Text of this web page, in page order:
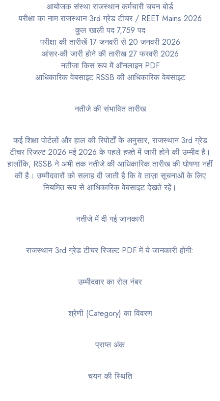
आयोजक संस्था राजस्थान कर्मचारी चयन बोर्ड
परीक्षा का नाम राजस्थान 3rd ग्रेड टीचर / REET Mains 2026
कुल खाली पद 7,759 पद
परीक्षा की तारीखें 17 जनवरी से 20 जनवरी 2026
आंसर-की जारी होने की तारीख 27 फरवरी 2026
नतीजा किस रूप में ऑनलाइन PDF
आधिकारिक वेबसाइट RSSB की आधिकारिक वेबसाइट
नतीजे की संभावित तारीख
कई शिक्षा पोर्टलों और हाल की रिपोर्टों के अनुसार, राजस्थान 3rd ग्रेड
टीचर रिजल्ट 2026 मई 2026 के पहले हफ़्ते में जारी होने की उम्मीद है।
हालाँकि, RSSB ने अभी तक नतीजे की आधिकारिक तारीख की घोषणा नहीं
की है। उम्मीदवारों को सलाह दी जाती है कि वे ताज़ा सूचनाओं के लिए
नियमित रूप से आधिकारिक वेबसाइट देखते रहें।
नतीजे में दी गई जानकारी
राजस्थान 3rd ग्रेड टीचर रिजल्ट PDF में ये जानकारी होगी:
उम्मीदवार का रोल नंबर
श्रेणी (Category) का विवरण
प्राप्त अंक
चयन की स्थिति